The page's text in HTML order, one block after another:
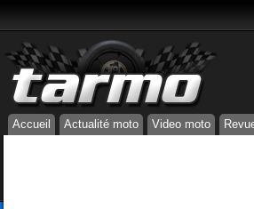
Accueil Actualité moto Video moto